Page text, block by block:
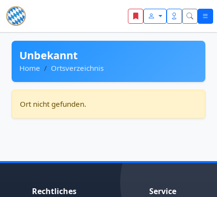
Zum Inhalt springen
Unbekannt
Home Ortsverzeichnis
Ort nicht gefunden.
Rechtliches Service